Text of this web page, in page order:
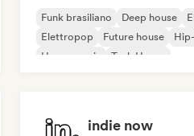
Funk brasiliano Deep house
Elettropop
Future house
House music
Tech House
indie now